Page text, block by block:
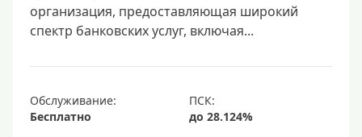
50000 руб
60000 руб
70000 руб
100000 руб
организация, предоставляющая широкий
спектр банковских услуг, включая...
Обслуживание:
Бесплатно